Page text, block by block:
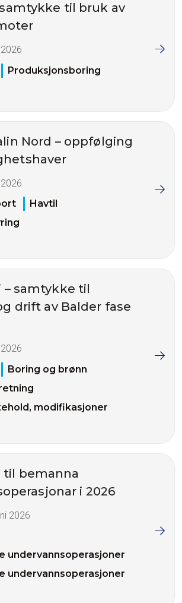
til bruk av
Produksjonsboring
Nord – oppfølging
Havtil
– samtykke til
drift av Balder fase
Boring og brønn
modifikasjoner
til bemanna
i 2026
2026
undervannsoperasjoner
undervannsoperasjoner